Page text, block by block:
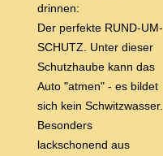
drinnen:
Der perfekte RUND-UM-
SCHUTZ. Unter dieser
Schutzhaube kann das
Auto "atmen" - es bildet
sich kein Schwitzwasser.
Besonders
lackschonend aus